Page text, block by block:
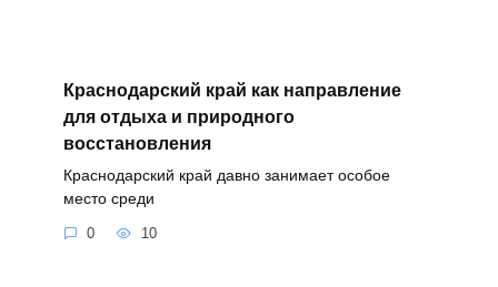
Краснодарский край как направление
для отдыха и природного
восстановления
Краснодарский край давно занимает особое
место среди
0 10